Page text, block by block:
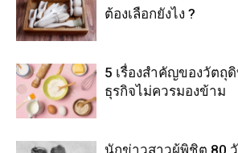
ต้องเลือกยังไง ?
5 เรื่องสำคัญของวัตถุดิ
ธุรกิจไม่ควรมองข้าม
นักข่าวสาวผู้พิชิต 80